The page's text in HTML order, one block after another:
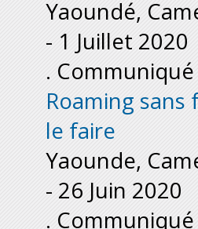
Yaoundé,
- 1 Juillet 2020
.
Roaming sans
le faire
Yaounde,
- 26 Juin 2020
.